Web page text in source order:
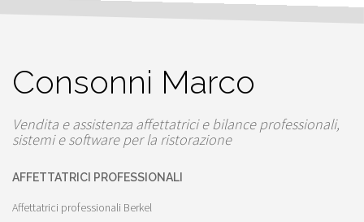
Consonni Marco
Vendita e assistenza affettatrici e bilance professionali,
sistemi e software per la ristorazione
AFFETTATRICI PROFESSIONALI
Affettatrici professionali Berkel